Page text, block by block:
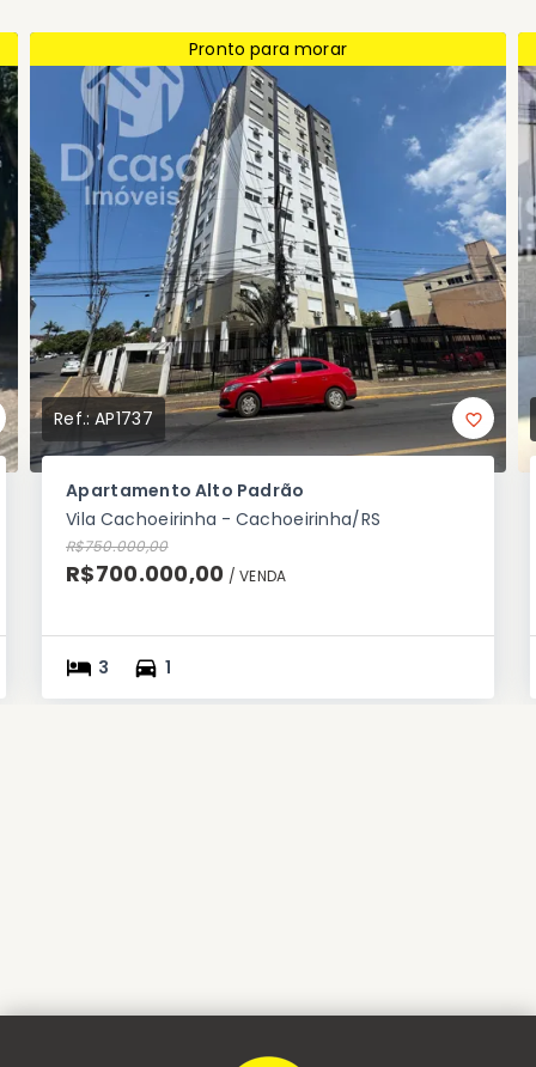
Pronto para morar
Ref.:AP1737
Apartamento Alto Padrão
Vila Cachoeirinha - Cachoeirinha/RS
R$750.000,00
R$700.000,00 / VENDA
3 1